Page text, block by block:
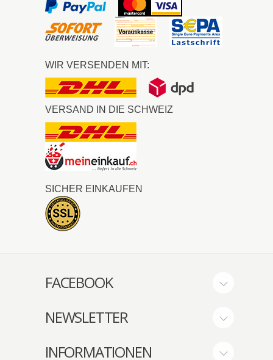
WIR VERSENDEN MIT:
VERSAND IN DIE SCHWEIZ
SICHER EINKAUFEN
FACEBOOK
NEWSLETTER
INFORMATIONEN